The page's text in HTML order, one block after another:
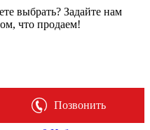
выбрать? Задайте нам
что продаем!
Позвонить